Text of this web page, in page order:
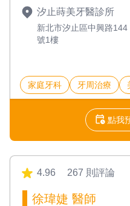
汐止蒔美牙醫診所
新北市汐止區中興路144
號1樓
家庭牙科 牙周治療
點我
4.96 267 則評論
徐瑋婕 醫師